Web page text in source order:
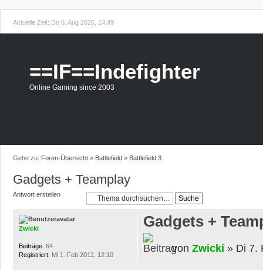
Aktuelle Zeit: Do 6. Aug 2026, 14:49
==IF==Indefighter
Online Gaming since 2003
Gehe zu: Foren-Übersicht » Battlefield » Battlefield 3
Gadgets + Teamplay
Antwort erstellen
Gadgets +
von Zwicki » Di 7.
Zwicki
Beiträge: 64
Registriert: Mi 1. Feb 2012, 12:10